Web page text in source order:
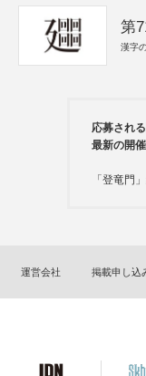
第
漢字
応募され
最新の開
「登竜門
運営会社 掲載申し込